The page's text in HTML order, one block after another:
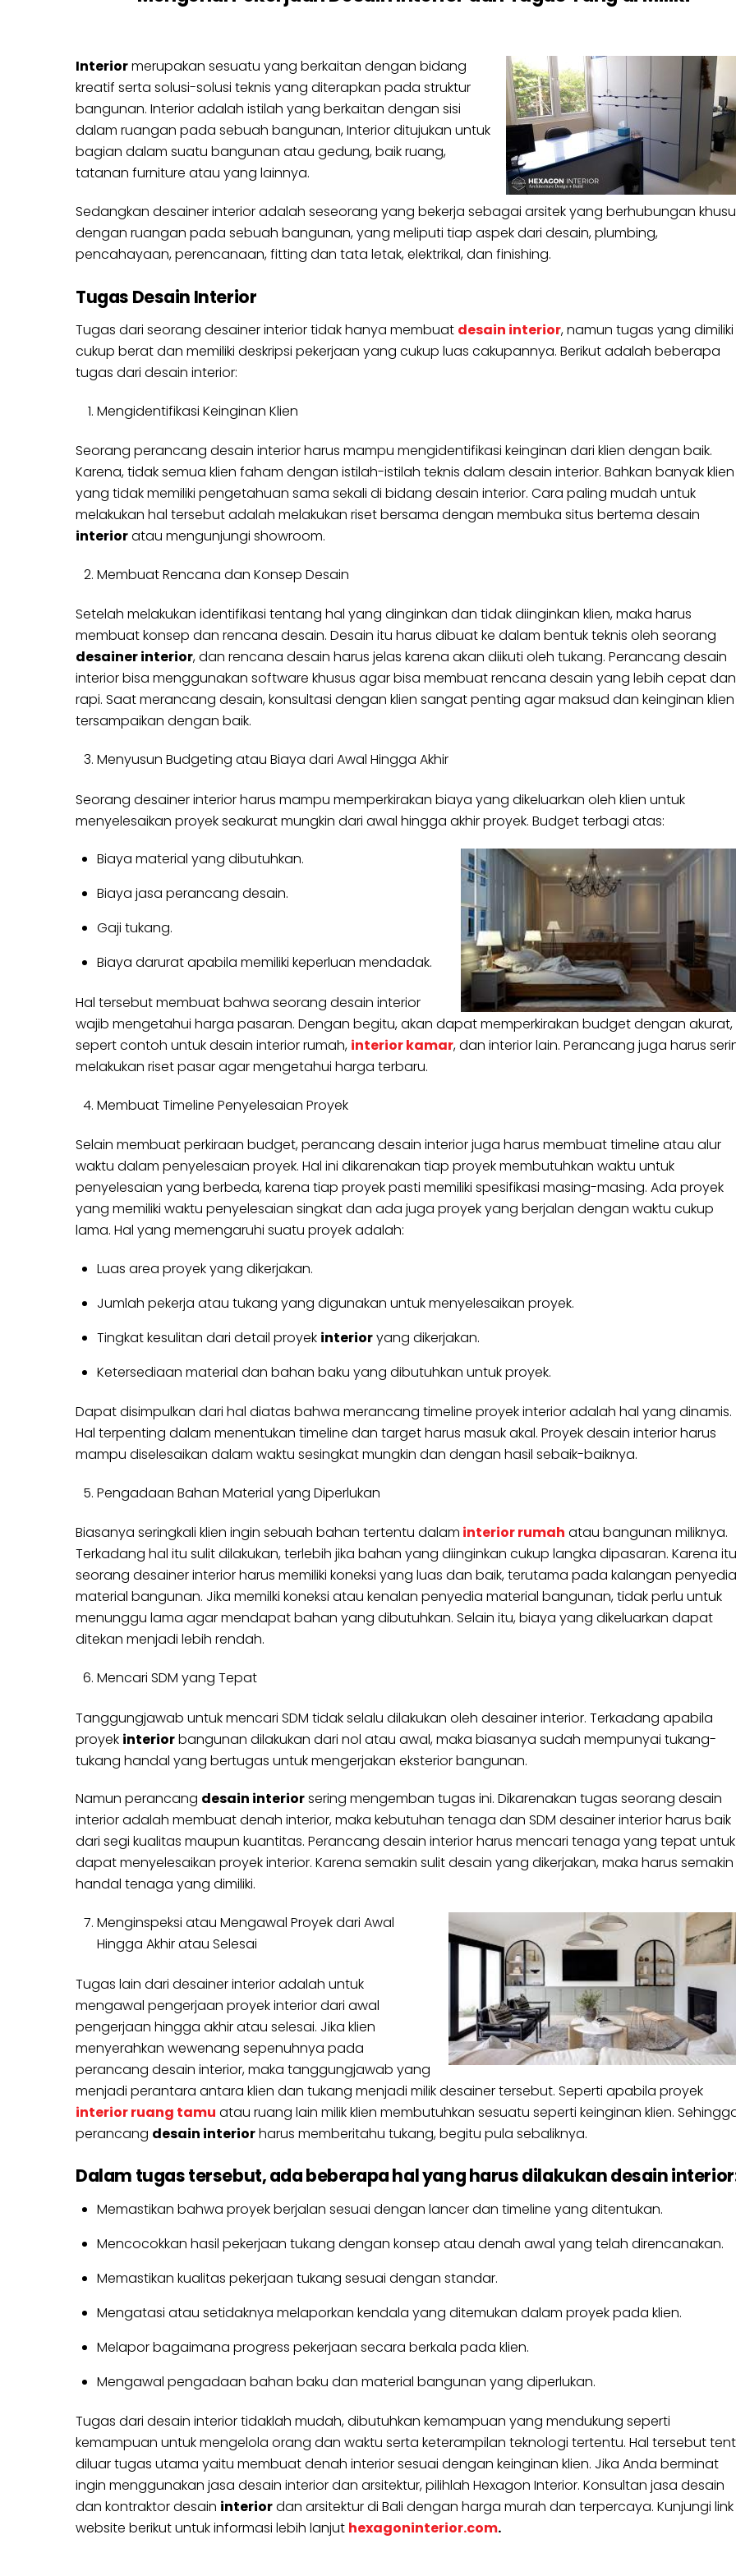
Interiormerupakan sesuatu yang berkaitan dengan bidang
kreatif serta solusi-solusi teknis yang diterapkan pada struktur
bangunan. Interior adalah istilah yang berkaitan dengan sisi
dalam ruangan pada sebuah bangunan, Interior ditujukan untuk
bagian dalam suatu bangunan atau gedung, baik ruang,
tatanan furniture atau yang lainnya.
Sedangkan desainer interior adalah seseorang yang bekerja sebagai arsitek yang berhubungan
dengan ruangan pada sebuah bangunan, yang meliputi tiap aspek dari desain, plumbing,
pencahayaan, perencanaan, fitting dan tata letak, elektrikal, dan finishing.
Tugas Desain Interior
Tugas dari seorang desainer interior tidak hanya membuat desain interior, namun tugas yang dimiliki
cukup berat dan memiliki deskripsi pekerjaan yang cukup luas cakupannya. Berikut adalah beberapa
tugas dari desain interior:
Mengidentifikasi Keinginan Klien
Seorang perancang desain interior harus mampu mengidentifikasi keinginan dari klien dengan baik.
Karena, tidak semua klien faham dengan istilah-istilah teknis dalam desain interior. Bahkan banyak klien
yang tidak memiliki pengetahuan sama sekali di bidang desain interior. Cara paling mudah untuk
melakukan hal tersebut adalah melakukan riset bersama dengan membuka situs bertema desain
interioratau mengunjungi showroom.
Membuat Rencana dan Konsep Desain
Setelah melakukan identifikasi tentang hal yang dinginkan dan tidak diinginkan klien, maka harus
membuat konsep dan rencana desain. Desain itu harus dibuat ke dalam bentuk teknis oleh seorang
desainer interior, dan rencana desain harus jelas karena akan diikuti oleh tukang. Perancang desain
interior bisa menggunakan software khusus agar bisa membuat rencana desain yang lebih cepat dan
rapi. Saat merancang desain, konsultasi dengan klien sangat penting agar maksud dan keinginan klien
tersampaikan dengan baik.
Menyusun Budgeting atau Biaya dari Awal Hingga Akhir
Seorang desainer interior harus mampu memperkirakan biaya yang dikeluarkan oleh klien untuk
menyelesaikan proyek seakurat mungkin dari awal hingga akhir proyek. Budget terbagi atas:
Biaya material yang dibutuhkan.
Biaya jasa perancang desain.
Gaji tukang.
Biaya darurat apabila memiliki keperluan mendadak.
Hal tersebut membuat bahwa seorang desain interior
wajib mengetahui harga pasaran. Dengan begitu, akan dapat memperkirakan budget dengan akurat,
sepert contoh untuk desain interior rumah, interior kamar, dan interior lain. Perancang juga harus
melakukan riset pasar agar mengetahui harga terbaru.
Membuat Timeline Penyelesaian Proyek
Selain membuat perkiraan budget, perancang desain interior juga harus membuat timeline atau alur
waktu dalam penyelesaian proyek. Hal ini dikarenakan tiap proyek membutuhkan waktu untuk
penyelesaian yang berbeda, karena tiap proyek pasti memiliki spesifikasi masing-masing. Ada proyek
yang memiliki waktu penyelesaian singkat dan ada juga proyek yang berjalan dengan waktu cukup
lama. Hal yang memengaruhi suatu proyek adalah:
Luas area proyek yang dikerjakan.
Jumlah pekerja atau tukang yang digunakan untuk menyelesaikan proyek.
Tingkat kesulitan dari detail proyek interioryang dikerjakan.
Ketersediaan material dan bahan baku yang dibutuhkan untuk proyek.
Dapat disimpulkan dari hal diatas bahwa merancang timeline proyek interior adalah hal yang dinamis.
Hal terpenting dalam menentukan timeline dan target harus masuk akal. Proyek desain interior harus
mampu diselesaikan dalam waktu sesingkat mungkin dan dengan hasil sebaik-baiknya.
Pengadaan Bahan Material yang Diperlukan
Biasanya seringkali klien ingin sebuah bahan tertentu dalam interior rumah atau bangunan miliknya.
Terkadang hal itu sulit dilakukan, terlebih jika bahan yang diinginkan cukup langka dipasaran. Karena
seorang desainer interior harus memiliki koneksi yang luas dan baik, terutama pada kalangan penyedia
material bangunan. Jika memilki koneksi atau kenalan penyedia material bangunan, tidak perlu untuk
menunggu lama agar mendapat bahan yang dibutuhkan. Selain itu, biaya yang dikeluarkan dapat
ditekan menjadi lebih rendah.
Mencari SDM yang Tepat
Tanggungjawab untuk mencari SDM tidak selalu dilakukan oleh desainer interior. Terkadang apabila
proyek interiorbangunan dilakukan dari nol atau awal, maka biasanya sudah mempunyai tukang-
tukang handal yang bertugas untuk mengerjakan eksterior bangunan.
Namun perancang desain interiorsering mengemban tugas ini. Dikarenakan tugas seorang desain
interior adalah membuat denah interior, maka kebutuhan tenaga dan SDM desainer interior harus baik
dari segi kualitas maupun kuantitas. Perancang desain interior harus mencari tenaga yang tepat untuk
dapat menyelesaikan proyek interior. Karena semakin sulit desain yang dikerjakan, maka harus semakin
handal tenaga yang dimiliki.
Menginspeksi atau Mengawal Proyek dari Awal
Hingga Akhir atau Selesai
Tugas lain dari desainer interior adalah untuk
mengawal pengerjaan proyek interior dari awal
pengerjaan hingga akhir atau selesai. Jika klien
menyerahkan wewenang sepenuhnya pada
perancang desain interior, maka tanggungjawab yang
menjadi perantara antara klien dan tukang menjadi milik desainer tersebut. Seperti apabila proyek
interior ruang tamu atau ruang lain milik klien membutuhkan sesuatu seperti keinginan klien.
perancang desain interiorharus memberitahu tukang, begitu pula sebaliknya.
Dalam tugas tersebut, ada beberapa hal yang harus dilakukan desain
Memastikan bahwa proyek berjalan sesuai dengan lancer dan timeline yang ditentukan.
Mencocokkan hasil pekerjaan tukang dengan konsep atau denah awal yang telah direncanakan.
Memastikan kualitas pekerjaan tukang sesuai dengan standar.
Mengatasi atau setidaknya melaporkan kendala yang ditemukan dalam proyek pada klien.
Melapor bagaimana progress pekerjaan secara berkala pada klien.
Mengawal pengadaan bahan baku dan material bangunan yang diperlukan.
Tugas dari desain interior tidaklah mudah, dibutuhkan kemampuan yang mendukung seperti
kemampuan untuk mengelola orang dan waktu serta keterampilan teknologi tertentu. Hal tersebut
diluar tugas utama yaitu membuat denah interior sesuai dengan keinginan klien. Jika Anda berminat
ingin menggunakan jasa desain interior dan arsitektur, pilihlah Hexagon Interior. Konsultan jasa desain
dan kontraktor desain interiordan arsitektur di Bali dengan harga murah dan terpercaya. Kunjungi link
website berikut untuk informasi lebih lanjut hexagoninterior.com.